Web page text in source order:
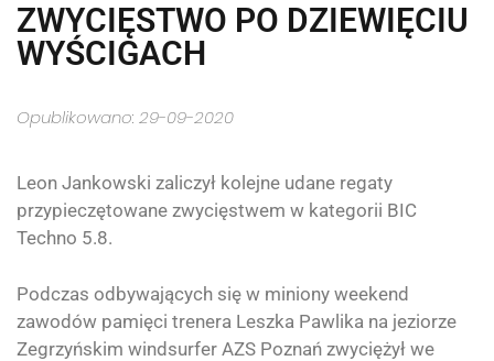
ZWYCIĘSTWO PO DZIEWIĘCIU
WYŚCIGACH
Opublikowano: 29-09-2020
Leon Jankowski zaliczył kolejne udane regaty
przypieczętowane zwycięstwem w kategorii BIC
Techno 5.8.
Podczas odbywających się w miniony weekend
zawodów pamięci trenera Leszka Pawlika na jeziorze
Zegrzyńskim windsurfer AZS Poznań zwyciężył we